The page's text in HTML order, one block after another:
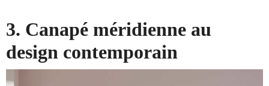
3. Canapé méridienne au
design contemporain